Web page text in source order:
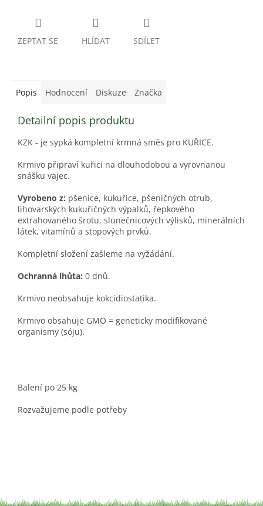
ZEPTAT SE HLÍDAT SDÍLET
Popis Hodnocení Diskuze Značka
Detailní popis produktu
KZK - je sypká kompletní krmná směs pro KUŘICE.
Krmivo připraví kuřici na dlouhodobou a vyrovnanou
snášku vajec.
Vyrobeno z: pšenice, kukuřice, pšeničných otrub,
lihovarských kukuřičných výpalků, řepkového
extrahovaného šrotu, slunečnicových výlisků, minerálních
látek, vitamínů a stopových prvků.
Kompletní složení zašleme na vyžádání.
Ochranná lhůta: 0 dnů.
Krmivo neobsahuje kokcidiostatika.
Krmivo obsahuje GMO = geneticky modifikované
organismy (sóju).
Balení po 25 kg
Rozvažujeme podle potřeby